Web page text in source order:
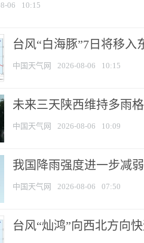
06 10:15
台风“白海豚”7日将移入
中国天气网 2026-08-06 10:15
未来三天陕西维持多雨
中国天气网 2026-08-06 10:09
我国降雨强度进一步减
中国天气网 2026-08-06 07:50
台风“灿鸿”向西北方向